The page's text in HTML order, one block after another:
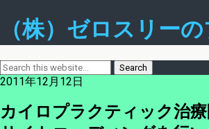
（株）ゼロスリー
2011年12月12日
カイロプラクティック治